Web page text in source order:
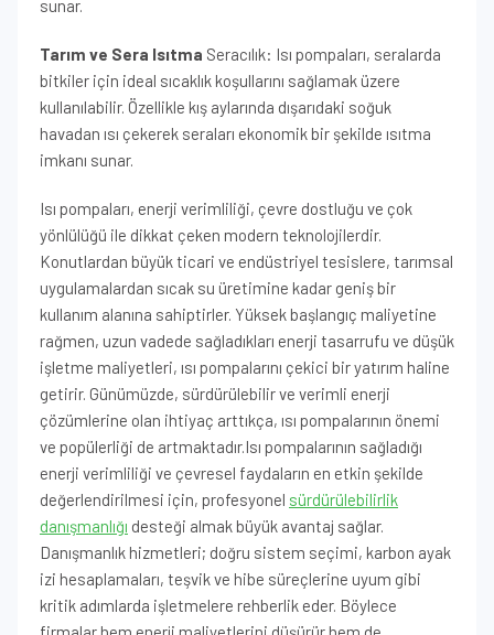
sunar.
Tarım ve Sera Isıtma Seracılık: Isı pompaları, seralarda
bitkiler için ideal sıcaklık koşullarını sağlamak üzere
kullanılabilir. Özellikle kış aylarında dışarıdaki soğuk
havadan ısı çekerek seraları ekonomik bir şekilde ısıtma
imkanı sunar.
Isı pompaları, enerji verimliliği, çevre dostluğu ve çok
yönlülüğü ile dikkat çeken modern teknolojilerdir.
Konutlardan büyük ticari ve endüstriyel tesislere, tarımsal
uygulamalardan sıcak su üretimine kadar geniş bir
kullanım alanına sahiptirler. Yüksek başlangıç maliyetine
rağmen, uzun vadede sağladıkları enerji tasarrufu ve düşük
işletme maliyetleri, ısı pompalarını çekici bir yatırım haline
getirir. Günümüzde, sürdürülebilir ve verimli enerji
çözümlerine olan ihtiyaç arttıkça, ısı pompalarının önemi
ve popülerliği de artmaktadır.Isı pompalarının sağladığı
enerji verimliliği ve çevresel faydaların en etkin şekilde
değerlendirilmesi için, profesyonel sürdürülebilirlik
danışmanlığı desteği almak büyük avantaj sağlar.
Danışmanlık hizmetleri; doğru sistem seçimi, karbon ayak
izi hesaplamaları, teşvik ve hibe süreçlerine uyum gibi
kritik adımlarda işletmelere rehberlik eder. Böylece